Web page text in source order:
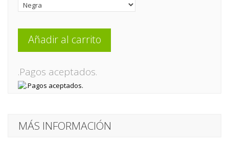
Añadir al carrito
.Pagos aceptados.
MÁS INFORMACIÓN